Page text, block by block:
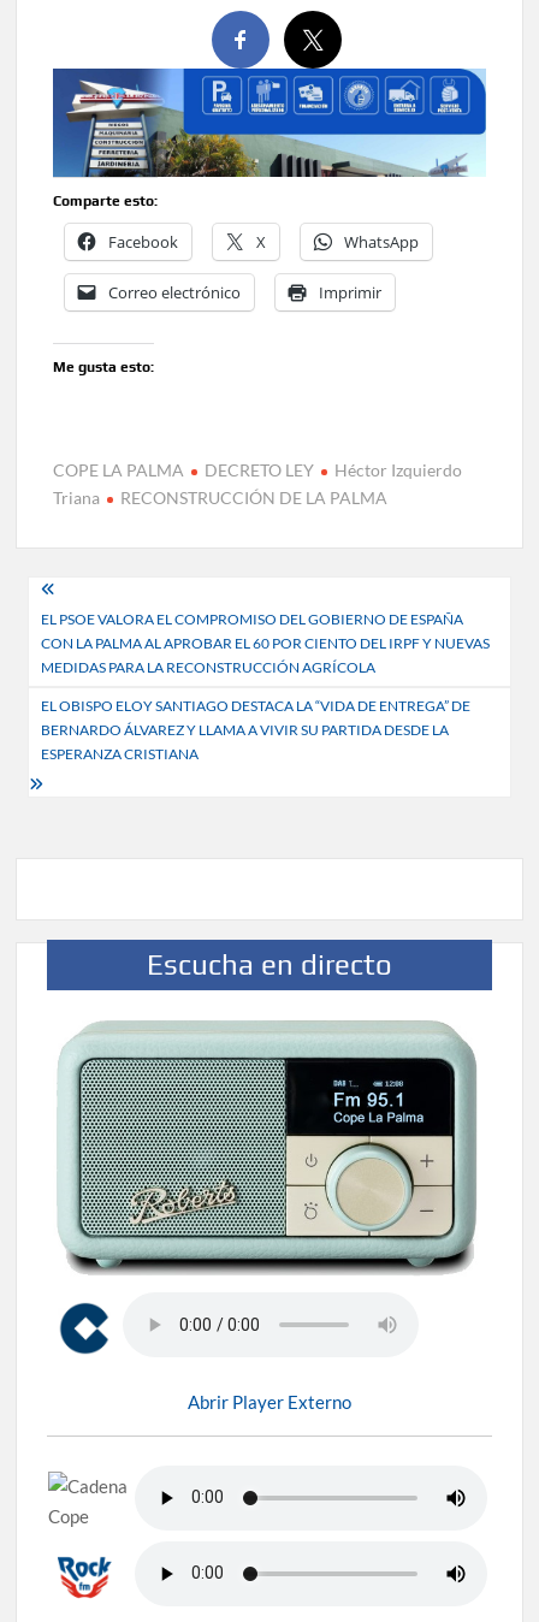
Comparte esto:
Facebook X WhatsApp
Correo electrónico Imprimir
Me gusta esto:
COPE LA PALMA DECRETO LEY
Héctor Izquierdo
Triana
RECONSTRUCCIÓN DE LA PALMA
Navegación
de
entradas
EL PSOE VALORA EL COMPROMISO DEL GOBIERNO DE ESPAÑA
CON LA PALMA AL APROBAR EL 60 POR CIENTO DEL IRPF Y NUEVAS
MEDIDAS PARA LA RECONSTRUCCIÓN AGRÍCOLA
EL OBISPO ELOY SANTIAGO DESTACA LA “VIDA DE ENTREGA” DE
BERNARDO ÁLVAREZ Y LLAMA A VIVIR SU PARTIDA DESDE LA
ESPERANZA CRISTIANA
Escucha en directo
Abrir Player Externo